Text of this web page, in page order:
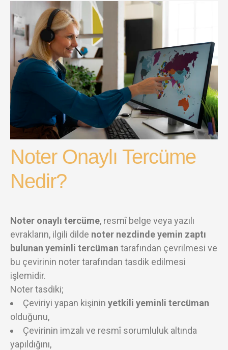
Noter Onaylı Tercüme
Nedir?
Noter onaylı tercüme, resmî belge veya yazılı
evrakların, ilgili dilde noter nezdinde yemin zaptı
bulunan yeminli tercüman tarafından çevrilmesi ve
bu çevirinin noter tarafından tasdik edilmesi
işlemidir.
Noter tasdiki;
Çeviriyi yapan kişinin yetkili yeminli tercüman
olduğunu,
Çevirinin imzalı ve resmî sorumluluk altında
yapıldığını,